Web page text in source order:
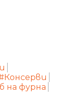
на фурна